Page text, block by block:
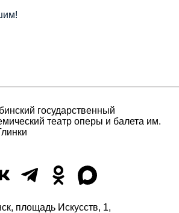
государственный
театр оперы и балета им.
площадь Искусств, 1,